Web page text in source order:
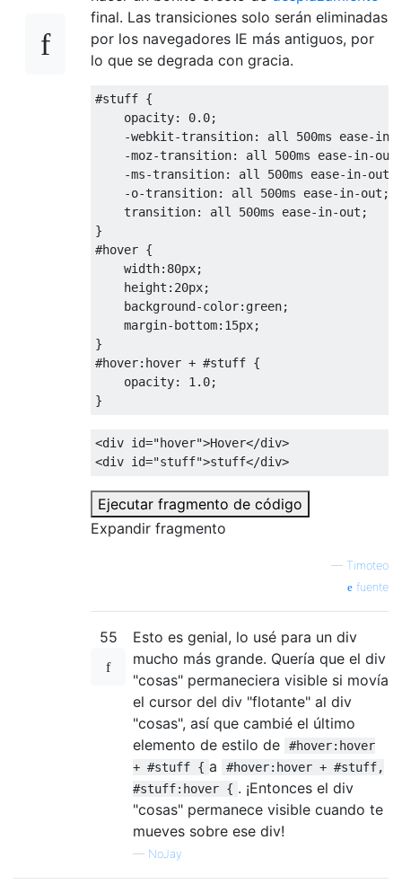
final. Las transiciones solo serán eliminadas
por los navegadores IE más antiguos, por
lo que se degrada con gracia.
#stuff {
opacity: 0.0;
-webkit-transition: all 500ms ease-in-
-moz-transition: all 500ms ease-in-out
-ms-transition: all 500ms ease-in-out
-o-transition: all 500ms ease-in-out ;
transition: all 500ms ease-in-out ;
}
#hover {
width: 80px;
height : 20px;
background-color: green;
margin-bottom: 15px;
}
#hover: hover + #stuff {
opacity: 1.0;
}
<div id="hover">Hover</div>
<div id="stuff">stuff</div>
Ejecutar fragmento de código
Expandir fragmento
— Timoteo
fuente
55
Esto es genial, lo usé para un div
mucho más grande. Quería que el div
"cosas" permaneciera visible si movía
el cursor del div "flotante" al div
"cosas", así que cambié el último
elemento de estilo de
#hover:hover
+ #stuff { a
#hover:hover + #stuff,
#stuff:hover { . ¡Entonces el div
"cosas" permanece visible cuando te
mueves sobre ese div!
— NoJay